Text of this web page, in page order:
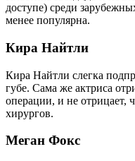
доступе) среди
менее популярна.
Кира Найтли
Кира Найтли слегка
губе. Сама же актриса
операции, и не отрицает,
хирургов.
Меган Фокс